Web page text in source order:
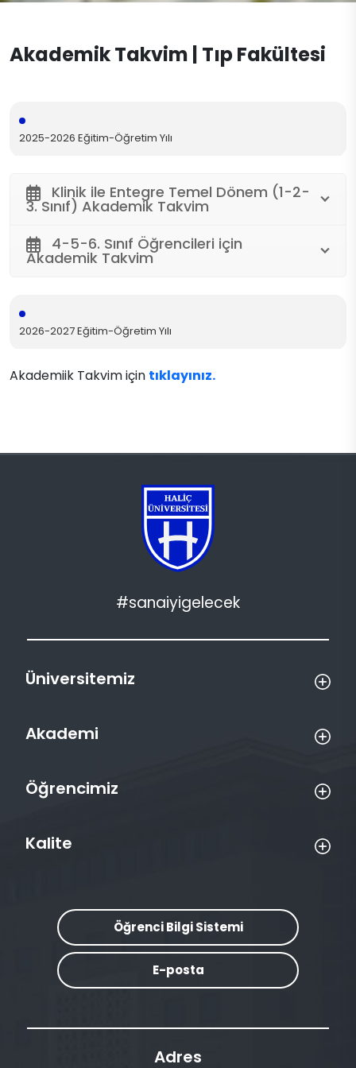
Akademik Takvim | Tıp Fakültesi
2025-2026 Eğitim-Öğretim Yılı
Klinik ile Entegre Temel Dönem (1-2-
3. Sınıf) Akademik Takvim
4-5-6. Sınıf Öğrencileri için
Akademik Takvim
2026-2027 Eğitim-Öğretim Yılı
Akademiik Takvim için tıklayınız.
#sanaiyigelecek
Üniversitemiz
Akademi
Öğrencimiz
Kalite
Öğrenci Bilgi Sistemi
E-posta
Adres